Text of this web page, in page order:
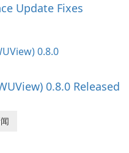
Update Fixes
0.8.0 Released